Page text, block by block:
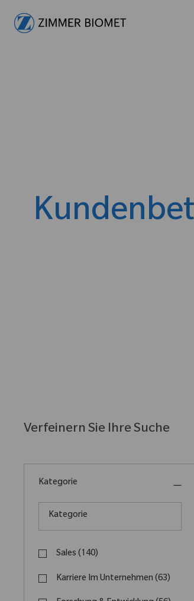
Verfeinern Sie Ihre Suche
Kategorie
Kategorie
Sales (140)
Karriere Im Unternehmen (63)